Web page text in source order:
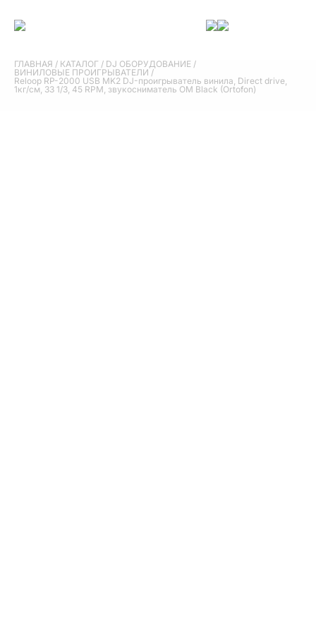
ГЛАВНАЯ / КАТАЛОГ / DJ ОБОРУДОВАНИЕ /
ВИНИЛОВЫЕ ПРОИГРЫВАТЕЛИ /
Reloop RP-2000 USB MK2 DJ-проигрыватель винила, Direct drive,
1кг/cм, 33 1/3, 45 RPM, звукосниматель OM Black (Ortofon)